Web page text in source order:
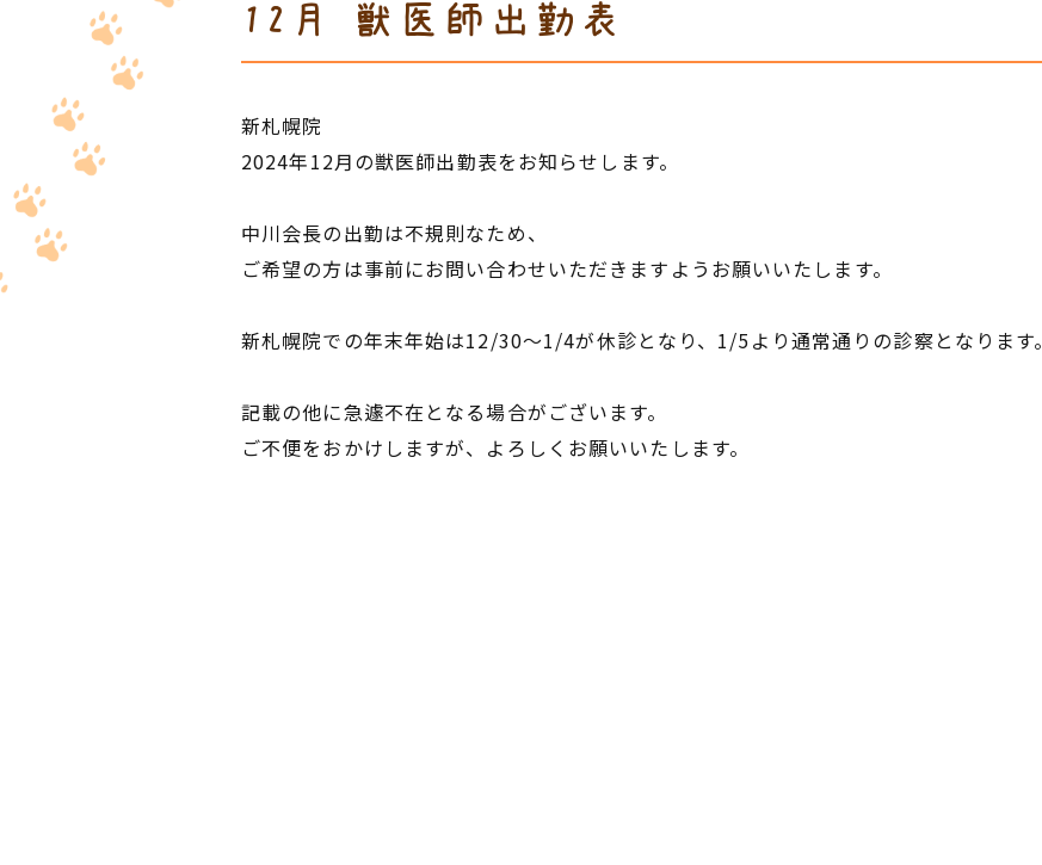
12月 獣医師出勤表
新札幌院
2024年12月の獣医師出勤表をお知らせします。
中川会長の出勤は不規則なため、
ご希望の方は事前にお問い合わせいただきますようお願いいたします。
新札幌院での年末年始は12/30～1/4が休診となり、1/5より通常通りの診察となります。
記載の他に急遽不在となる場合がございます。
ご不便をおかけしますが、よろしくお願いいたします。